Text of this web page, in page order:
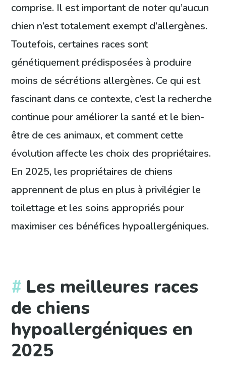
comprise. Il est important de noter qu’aucun
chien n’est totalement exempt d’allergènes.
Toutefois, certaines races sont
génétiquement prédisposées à produire
moins de sécrétions allergènes. Ce qui est
fascinant dans ce contexte, c’est la recherche
continue pour améliorer la santé et le bien-
être de ces animaux, et comment cette
évolution affecte les choix des propriétaires.
En 2025, les propriétaires de chiens
apprennent de plus en plus à privilégier le
toilettage et les soins appropriés pour
maximiser ces bénéfices hypoallergéniques.
Les meilleures races
de chiens
hypoallergéniques en
2025